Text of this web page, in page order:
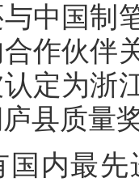
中国制
作伙伴
定为浙
县质量
国内最